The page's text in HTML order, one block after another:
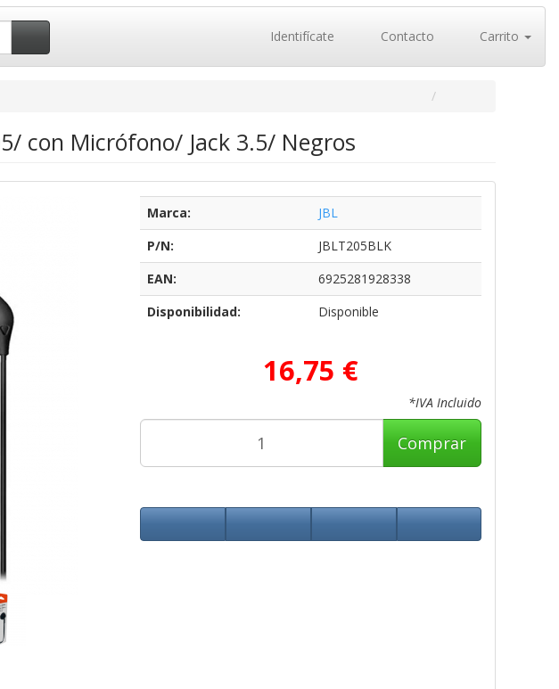
Identifícate Contacto Carrito
con Micrófono/ Jack 3.5/ Negros
Marca:
JBL
P/N:
JBLT205BLK
EAN:
6925281928338
Disponibilidad:
Disponible
16,75 €
*IVA Incluido
Comprar